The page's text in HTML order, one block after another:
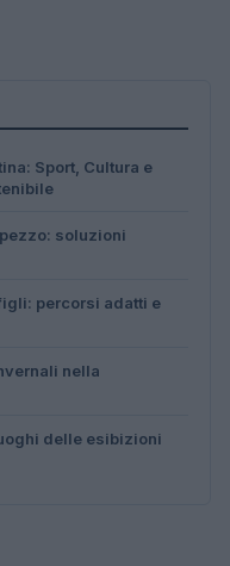
Sport, Cultura e
soluzioni
percorsi adatti e
nella
delle esibizioni